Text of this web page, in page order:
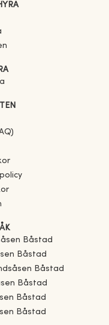
Båstad
Båstad
Båstad
Båstad
Båstad
Båstad